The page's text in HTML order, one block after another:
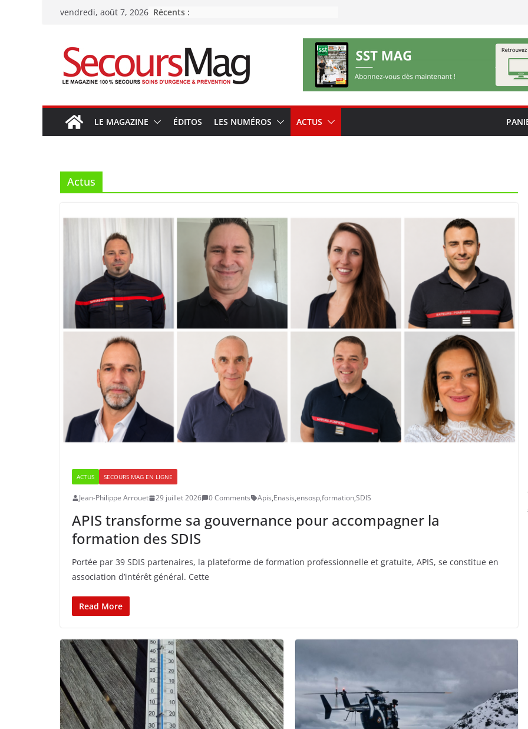
Passervendredi, août 7, 2026 Récents :
LE MAGAZINE ÉDITOS LES NUMÉROS ACTUS
Actus
ACTUS SECOURS MAG EN LIGNE
Jean-Philippe Arrouet 29 juillet 2026 0 Comments Apis,Enasis,ensosp,formation,SDIS
APIS transforme sa gouvernance pour accompagner la
formation des SDIS
Portée par 39 SDIS partenaires, la plateforme de formation professionnelle et gratuite, APIS, se constitue en
association d’intérêt général. Cette
Read More